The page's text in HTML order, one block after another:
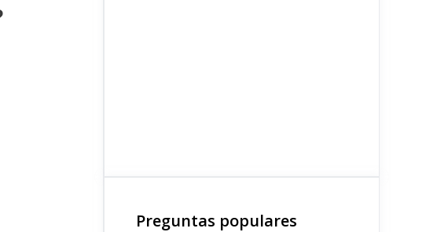
Preguntas populares